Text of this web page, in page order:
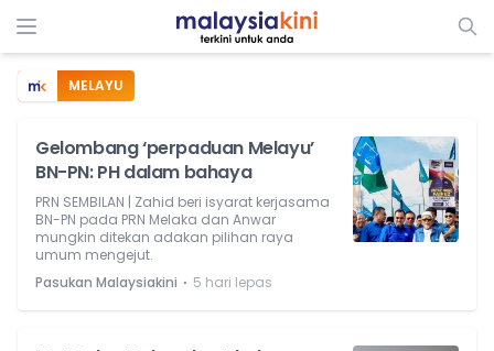
MELAYU
Gelombang ‘perpaduan Melayu’
BN-PN: PH dalam bahaya
PRN SEMBILAN | Zahid beri isyarat kerjasama
BN-PN pada PRN Melaka dan Anwar
mungkin ditekan adakan pilihan raya
umum mengejut.
Pasukan Malaysiakini ⋅ 5 hari lepas